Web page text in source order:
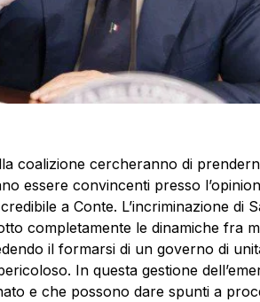
coalizione cercheranno di
essere convincenti presso
a Conte. L’incriminazione di
completamente le dinamiche fra
il formarsi di un governo di
In questa gestione
e che possono dare spunti a